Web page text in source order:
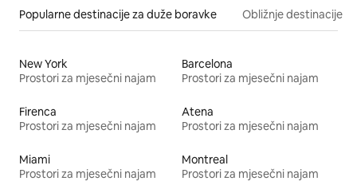
Popularne destinacije za duže boravke Obližnje destinacije
New York
Prostori za mjesečni najam
Barcelona
Prostori za mjesečni najam
Firenca
Prostori za mjesečni najam
Atena
Prostori za mjesečni najam
Miami
Prostori za mjesečni najam
Montreal
Prostori za mjesečni najam